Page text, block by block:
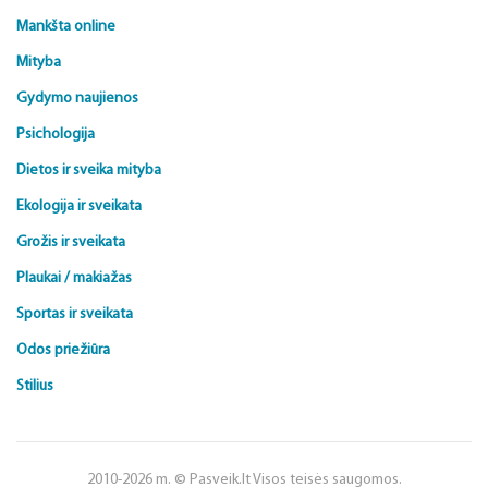
Mankšta online
Mityba
Gydymo naujienos
Psichologija
Dietos ir sveika mityba
Ekologija ir sveikata
Grožis ir sveikata
Plaukai / makiažas
Sportas ir sveikata
Odos priežiūra
Stilius
2010-2026 m. © Pasveik.lt Visos teisės saugomos.